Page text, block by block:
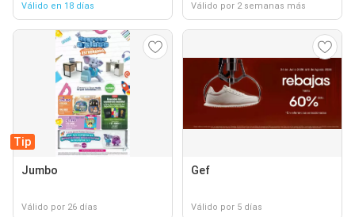
Válido en 18 días Válido por 2 semanas más
Tip
Jumbo
Válido por 26 días
Gef
Válido por 5 días